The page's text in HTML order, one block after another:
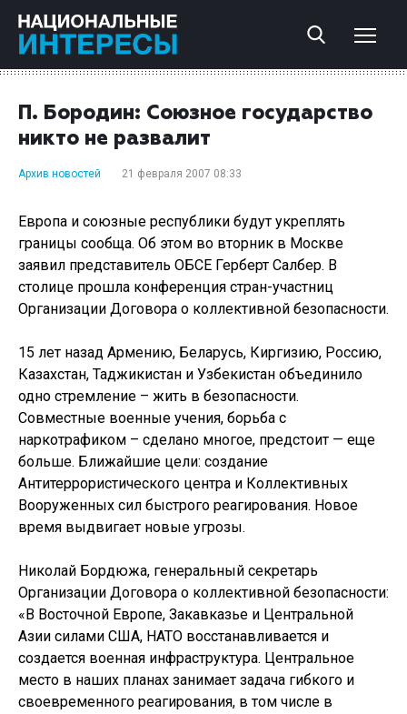
П. Бородин: Союзное государство
никто не развалит
Архив новостей 21 февраля 2007 08:33
Европа и союзные республики будут укреплять
границы сообща. Об этом во вторник в Москве
заявил представитель ОБСЕ Герберт Салбер. В
столице прошла конференция стран-участниц
Организации Договора о коллективной безопасности.
15 лет назад Армению, Беларусь, Киргизию, Россию,
Казахстан, Таджикистан и Узбекистан объединило
одно стремление – жить в безопасности.
Совместные военные учения, борьба с
наркотрафиком – сделано многое, предстоит — еще
больше. Ближайшие цели: создание
Антитеррористического центра и Коллективных
Вооруженных сил быстрого реагирования. Новое
время выдвигает новые угрозы.
Николай Бордюжа, генеральный секретарь
Организации Договора о коллективной безопасности:
«В Восточной Европе, Закавказье и Центральной
Азии силами США, НАТО восстанавливается и
создается военная инфраструктура. Центральное
место в наших планах занимает задача гибкого и
своевременного реагирования, в том числе в